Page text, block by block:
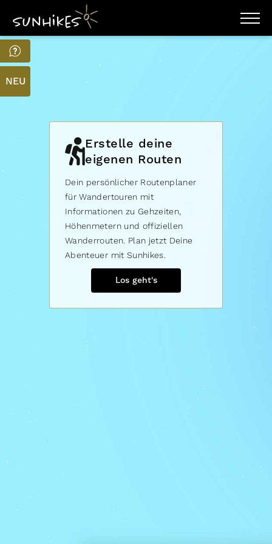
WANDERZIELE
WANDERUNGEN
ENTDECKEN
MAGAZIN
TRAILBOX
NEU
Erstelle deine
eigenen Routen
Dein persönlicher Routenplaner
für Wandertouren mit
Informationen zu Gehzeiten,
Höhenmetern und offiziellen
Wanderrouten. Plan jetzt Deine
Abenteuer mit Sunhikes.
Los geht's